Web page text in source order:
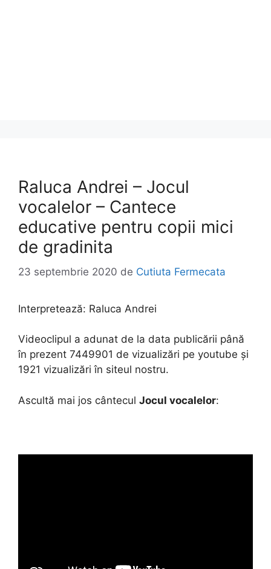
Raluca Andrei – Jocul
vocalelor – Cantece
educative pentru copii mici
de gradinita
23 septembrie 2020 de Cutiuta Fermecata
Interpretează: Raluca Andrei
Videoclipul a adunat de la data publicării până
în prezent 7449901 de vizualizări pe youtube și
1921 vizualizări în siteul nostru.
Ascultă mai jos cântecul Jocul vocalelor: